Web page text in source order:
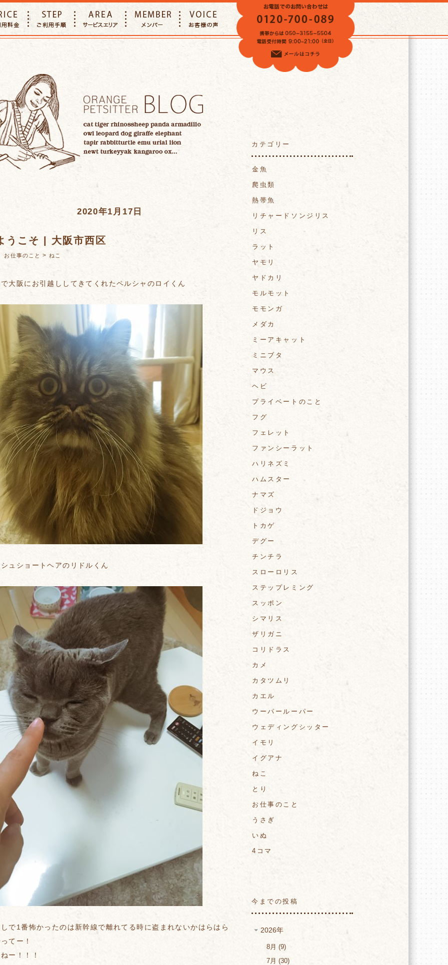
VOICE
2020年1月17日
うこそ | 大阪市西区
お仕事のこと > ねこ
大阪にお引越ししてきてくれたペルシャのロイくん
ュショートヘアのリドルくん
で1番怖かったのは新幹線で離れてる時に盗まれないかはらはら
てー！
ー！！！
カテゴリー
金魚
爬虫類
熱帯魚
リチャードソンジリス
リス
ラット
ヤモリ
ヤドカリ
モルモット
モモンガ
メダカ
ミーアキャット
ミニブタ
マウス
ヘビ
プライベートのこと
フグ
フェレット
ファンシーラット
ハリネズミ
ハムスター
ナマズ
ドジョウ
トカゲ
デグー
チンチラ
スローロリス
ステップレミング
スッポン
シマリス
ザリガニ
コリドラス
カメ
カタツムリ
カエル
ウーパールーパー
ウェディングシッター
イモリ
イグアナ
ねこ
とり
お仕事のこと
うさぎ
いぬ
4コマ
今までの投稿
2026年
8月
9
7月
30